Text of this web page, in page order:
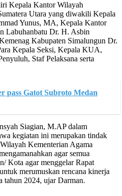
Kepala Kantor Wilayah
Utara yang diwakili Kepala
Yunus, MA, Kepala Kantor
Labuhanbatu Dr. H. Asbin
Kabupaten Simalungun Dr.
Kepala Seksi, Kepala KUA,
Staf Pelaksana serta
pass Gatot Subroto Medan
Siagian, M.AP dalam
kegiatan ini merupakan tindak
Kementerian Agama
agar semua
Kota agar menggelar Rapat
merumuskan rencana kinerja
tahun 2024, ujar Darman.